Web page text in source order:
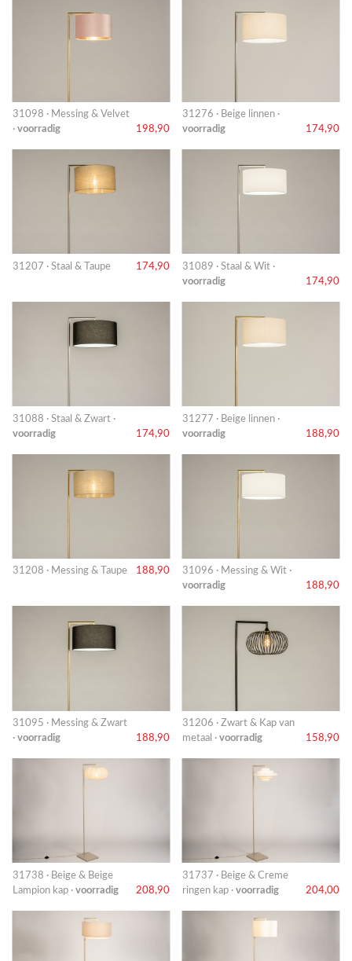
31098 · Messing & Velvet
· voorradig 198,90
31276 · Beige linnen ·
voorradig
174,90
31207 · Staal & Taupe 174,90
31089 · Staal & Wit ·
voorradig
174,90
31088 · Staal & Zwart ·
voorradig
174,90
31277 · Beige linnen ·
voorradig
188,90
31208 · Messing & Taupe 188,90
31096 · Messing & Wit ·
voorradig
188,90
31095 · Messing & Zwart
· voorradig 188,90
31206 · Zwart & Kap van
metaal · voorradig 158,90
31738 · Beige & Beige
Lampion kap · voorradig 208,90
31737 · Beige & Creme
ringen kap · voorradig 204,00